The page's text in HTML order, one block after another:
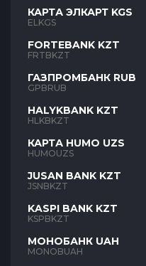
КАРТА ЭЛКАРТ KGS
ELKGS
FORTEBANK KZT
FRTBKZT
ГАЗПРОМБАНК RUB
GPBRUB
HALYKBANK KZT
HLKBKZT
КАРТА HUMO UZS
HUMOUZS
JUSAN BANK KZT
JSNBKZT
KASPI BANK KZT
KSPBKZT
МОНОБАНК UAH
MONOBUAH